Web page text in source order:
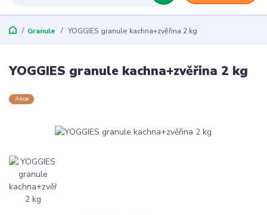
Granule YOGGIES granule kachna+zvěřina 2 kg
YOGGIES granule kachna+zvěřina 2 kg
Akce